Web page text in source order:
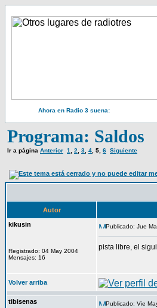
Ahora en Radio 3 suena:
Programa: Saldos
Ir a página Anterior 1 2 3 4 5 6 Siguiente
Autor
kikusin
Registrado: 04 May 2004
Mensajes: 16
Publicado: Jue
pista libre, el
Volver arriba
tibisenas Publicado: Vie